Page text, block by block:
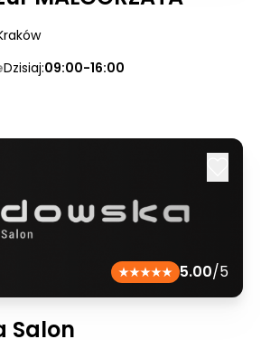
Dzisiaj:09:00-16:00
5.00/5
Salon